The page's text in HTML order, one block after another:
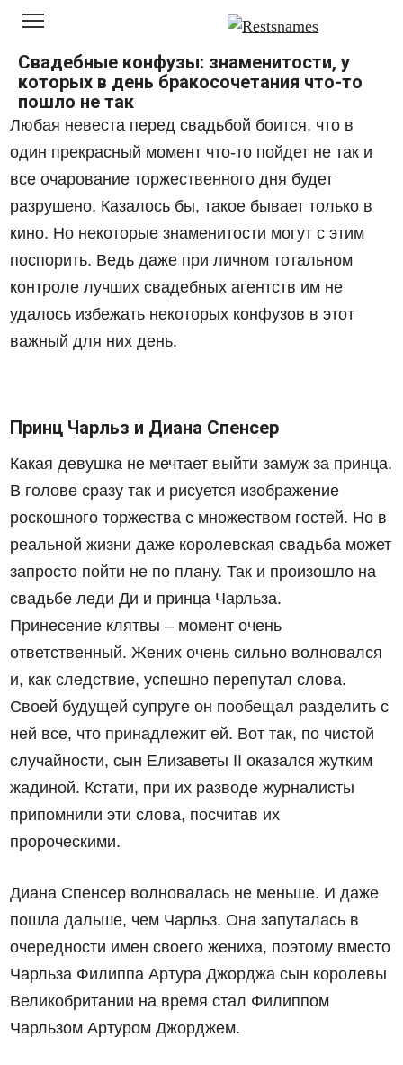
Перейти
контенту
Свадебные конфузы: знаменитости, у
которых в день бракосочетания что-то
пошло не так
Любая невеста перед свадьбой боится, что в
один прекрасный момент что-то пойдет не так и
все очарование торжественного дня будет
разрушено. Казалось бы, такое бывает только в
кино. Но некоторые знаменитости могут с этим
поспорить. Ведь даже при личном тотальном
контроле лучших свадебных агентств им не
удалось избежать некоторых конфузов в этот
важный для них день.
Принц Чарльз и Диана Спенсер
Какая девушка не мечтает выйти замуж за принца.
В голове сразу так и рисуется изображение
роскошного торжества с множеством гостей. Но в
реальной жизни даже королевская свадьба может
запросто пойти не по плану. Так и произошло на
свадьбе леди Ди и принца Чарльза.
Принесение клятвы – момент очень
ответственный. Жених очень сильно волновался
и, как следствие, успешно перепутал слова.
Своей будущей супруге он пообещал разделить с
ней все, что принадлежит ей. Вот так, по чистой
случайности, сын Елизаветы ІІ оказался жутким
жадиной. Кстати, при их разводе журналисты
припомнили эти слова, посчитав их
пророческими.
Диана Спенсер волновалась не меньше. И даже
пошла дальше, чем Чарльз. Она запуталась в
очередности имен своего жениха, поэтому вместо
Чарльза Филиппа Артура Джорджа сын королевы
Великобритании на время стал Филиппом
Чарльзом Артуром Джорджем.